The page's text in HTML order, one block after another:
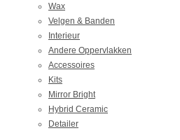
Wax
Velgen & Banden
Interieur
Andere Oppervlakken
Accessoires
Kits
Mirror Bright
Hybrid Ceramic
Detailer